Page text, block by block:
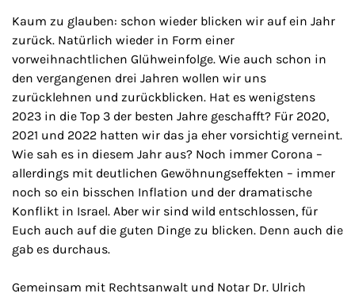
Kaum zu glauben: schon wieder blicken wir auf ein Jahr
zurück. Natürlich wieder in Form einer
vorweihnachtlichen Glühweinfolge. Wie auch schon in
den vergangenen drei Jahren wollen wir uns
zurücklehnen und zurückblicken. Hat es wenigstens
2023 in die Top 3 der besten Jahre geschafft? Für 2020,
2021 und 2022 hatten wir das ja eher vorsichtig verneint.
Wie sah es in diesem Jahr aus? Noch immer Corona –
allerdings mit deutlichen Gewöhnungseffekten – immer
noch so ein bisschen Inflation und der dramatische
Konflikt in Israel. Aber wir sind wild entschlossen, für
Euch auch auf die guten Dinge zu blicken. Denn auch die
gab es durchaus.
Gemeinsam mit Rechtsanwalt und Notar Dr. Ulrich